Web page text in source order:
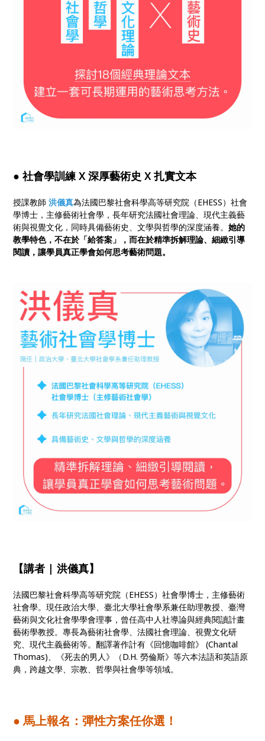
● 社會學訓練 X 深厚藝術史 X 扎實文本
授課教師洪儀真為法國巴黎社會科學高等研究院（EHESS）社會
學博士，主修藝術社會學，長年研究法國社會理論、現代主義藝
術與視覺文化，同時具備藝術史、文學與哲學的深度涵養。她的
教學特色，不在於「給答案」，而在於精準拆解理論、細緻引導
閱讀，讓學員真正學會如何思考藝術問題。
【講者 | 洪儀真】
法國巴黎社會科學高等研究院（EHESS）社會學博士，主修藝術
社會學。現任政治大學、臺北大學社會學系兼任助理教授、臺灣
藝術與文化社會學學會理事，曾任高中人社導論與經典閱讀計畫
藝術學教授。專長為藝術社會學、法國社會理論、視覺文化研
究、現代主義藝術等。翻譯著作計有《回憶咖啡館》 (Chantal
Thomas)、《死去的男人》（D.H. 勞倫斯》等六本法語和英語原
典，跨越文學、宗教、哲學與社會學等領域。
● 馬上報名：彈性方案任你選！